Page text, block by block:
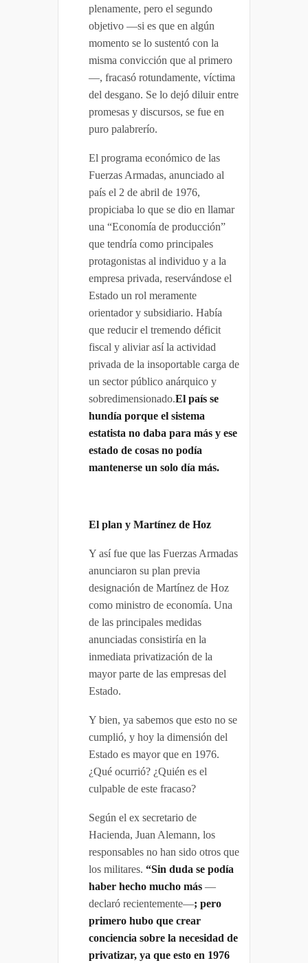
plenamente, pero el segundo
objetivo —si es que en algún
momento se lo sustentó con la
misma convicción que al primero
—, fracasó rotundamente, víctima
del desgano. Se lo dejó diluir entre
promesas y discursos, se fue en
puro palabrerío.
El programa económico de las
Fuerzas Armadas, anunciado al
país el 2 de abril de 1976,
propiciaba lo que se dio en llamar
una “Economía de producción”
que tendría como principales
protagonistas al individuo y a la
empresa privada, reservándose el
Estado un rol meramente
orientador y subsidiario. Había
que reducir el tremendo déficit
fiscal y aliviar así la actividad
privada de la insoportable carga de
un sector público anárquico y
sobredimensionado.El país se
hundía porque el sistema
estatista no daba para más y ese
estado de cosas no podía
mantenerse un solo día más.
El plan y Martínez de Hoz
Y así fue que las Fuerzas Armadas
anunciaron su plan previa
designación de Martínez de Hoz
como ministro de economía. Una
de las principales medidas
anunciadas consistiría en la
inmediata privatización de la
mayor parte de las empresas del
Estado.
Y bien, ya sabemos que esto no se
cumplió, y hoy la dimensión del
Estado es mayor que en 1976.
¿Qué ocurrió? ¿Quién es el
culpable de este fracaso?
Según el ex secretario de
Hacienda, Juan Alemann, los
responsables no han sido otros que
los militares. “Sin duda se podía
haber hecho mucho más —
declaró recientemente—; pero
primero hubo que crear
conciencia sobre la necesidad de
privatizar, ya que esto en 1976